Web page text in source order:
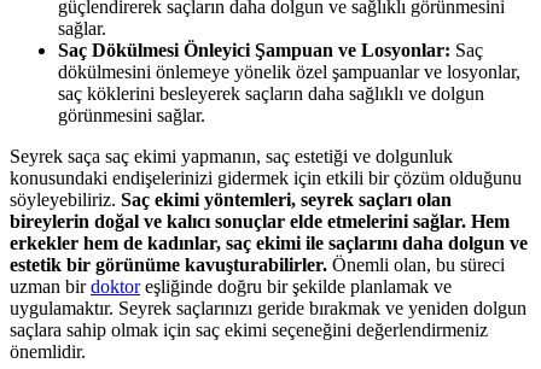
güçlendirerek saçların daha dolgun ve sağlıklı görünmesini
sağlar.
Saç Dökülmesi Önleyici Şampuan ve Losyonlar: Saç
dökülmesini önlemeye yönelik özel şampuanlar ve losyonlar,
saç köklerini besleyerek saçların daha sağlıklı ve dolgun
görünmesini sağlar.
Seyrek saça saç ekimi yapmanın, saç estetiği ve dolgunluk
konusundaki endişelerinizi gidermek için etkili bir çözüm olduğunu
söyleyebiliriz. Saç ekimi yöntemleri, seyrek saçları olan
bireylerin doğal ve kalıcı sonuçlar elde etmelerini sağlar. Hem
erkekler hem de kadınlar, saç ekimi ile saçlarını daha dolgun ve
estetik bir görünüme kavuşturabilirler. Önemli olan, bu süreci
uzman birdoktoreşliğinde doğru bir şekilde planlamak ve
uygulamaktır. Seyrek saçlarınızı geride bırakmak ve yeniden dolgun
saçlara sahip olmak için saç ekimi seçeneğini değerlendirmeniz
önemlidir.